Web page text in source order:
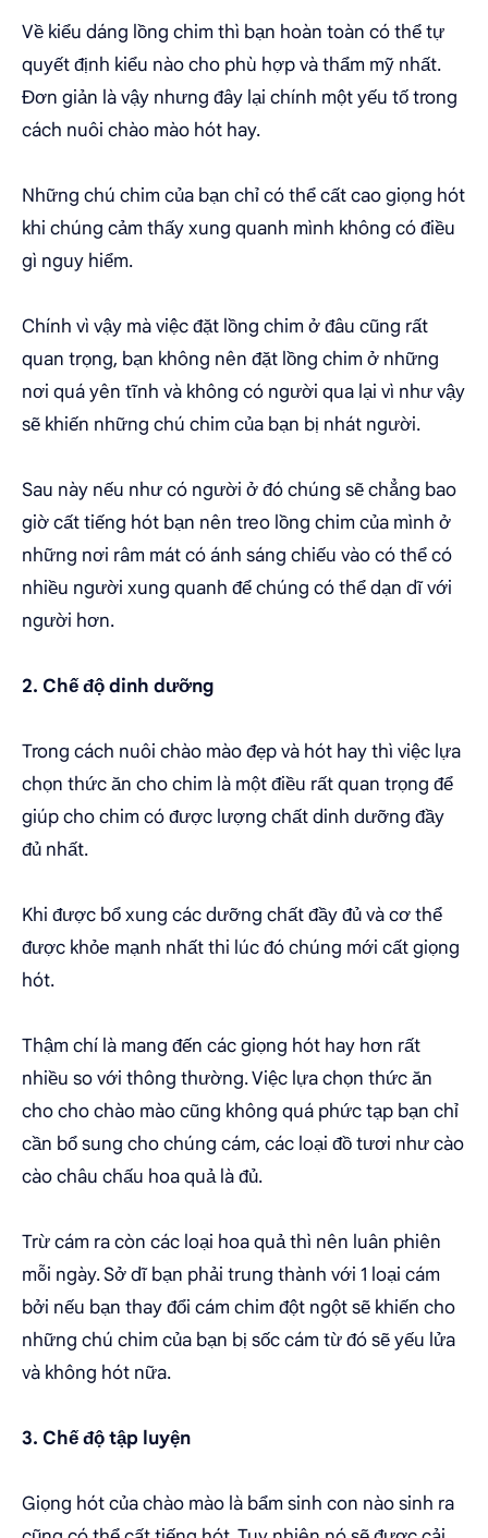
Về kiểu dáng lồng chim thì bạn hoàn toàn có thể tự
quyết định kiểu nào cho phù hợp và thẩm mỹ nhất.
Đơn giản là vậy nhưng đây lại chính một yếu tố trong
cách nuôi chào mào hót hay.
Những chú chim của bạn chỉ có thể cất cao giọng hót
khi chúng cảm thấy xung quanh mình không có điều
gì nguy hiểm.
Chính vì vậy mà việc đặt lồng chim ở đâu cũng rất
quan trọng, bạn không nên đặt lồng chim ở những
nơi quá yên tĩnh và không có người qua lại vì như vậy
sẽ khiến những chú chim của bạn bị nhát người.
Sau này nếu như có người ở đó chúng sẽ chẳng bao
giờ cất tiếng hót bạn nên treo lồng chim của mình ở
những nơi râm mát có ánh sáng chiếu vào có thể có
nhiều người xung quanh để chúng có thể dạn dĩ với
người hơn.
2. Chế độ dinh dưỡng
Trong cách nuôi chào mào đẹp và hót hay thì việc lựa
chọn thức ăn cho chim là một điều rất quan trọng để
giúp cho chim có được lượng chất dinh dưỡng đầy
đủ nhất.
Khi được bổ xung các dưỡng chất đầy đủ và cơ thể
được khỏe mạnh nhất thi lúc đó chúng mới cất giọng
hót.
Thậm chí là mang đến các giọng hót hay hơn rất
nhiều so với thông thường. Việc lựa chọn thức ăn
cho cho chào mào cũng không quá phức tạp bạn chỉ
cần bổ sung cho chúng cám, các loại đồ tươi như cào
cào châu chấu hoa quả là đủ.
Trừ cám ra còn các loại hoa quả thì nên luân phiên
mỗi ngày. Sở dĩ bạn phải trung thành với 1 loại cám
bởi nếu bạn thay đổi cám chim đột ngột sẽ khiến cho
những chú chim của bạn bị sốc cám từ đó sẽ yếu lửa
và không hót nữa.
3. Chế độ tập luyện
Giọng hót của chào mào là bẩm sinh con nào sinh ra